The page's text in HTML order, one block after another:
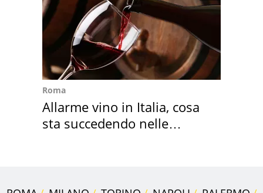
Roma
Allarme vino in Italia, cosa
sta succedendo nelle